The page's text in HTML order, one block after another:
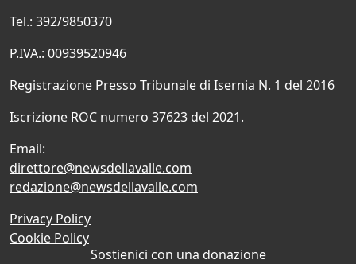
Tel.: 392/9850370
P.IVA.: 00939520946
Registrazione Presso Tribunale di Isernia N. 1 del 2016
Iscrizione ROC numero 37623 del 2021.
Email:
direttore@newsdellavalle.com
redazione@newsdellavalle.com
Privacy Policy
Cookie Policy
Sostienici con una donazione